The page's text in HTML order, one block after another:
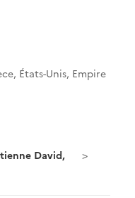
États-Unis, Empire
David,